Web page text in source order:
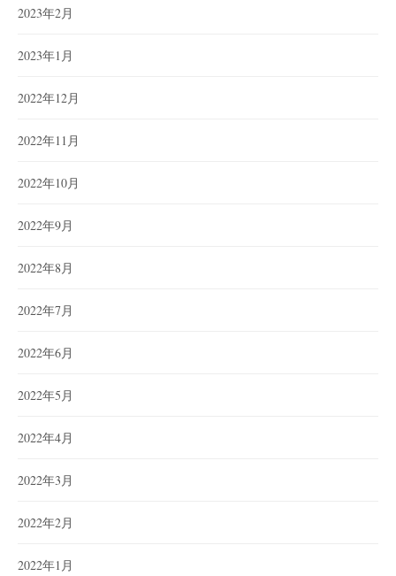
2023年2月
2023年1月
2022年12月
2022年11月
2022年10月
2022年9月
2022年8月
2022年7月
2022年6月
2022年5月
2022年4月
2022年3月
2022年2月
2022年1月